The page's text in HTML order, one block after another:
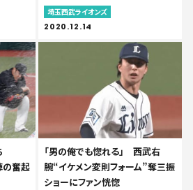
埼玉西武ライオンズ
2020.12.14
の奮起
「男の俺でも惚れる」 西武右
腕“イケメン変則フォーム”奪三振
ショーにファン恍惚